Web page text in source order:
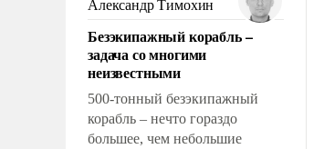
казалось, что эти вопросы
решены раз и навсегда, но –
нет, не решены.
Александр Тимохин
Безэкипажный корабль –
задача со многими
неизвестными
500-тонный безэкипажный
корабль – нечто гораздо
большее, чем небольшие